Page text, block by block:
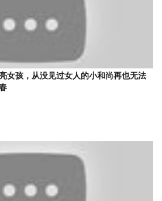
女孩，从没见过女人的小和尚再也无法